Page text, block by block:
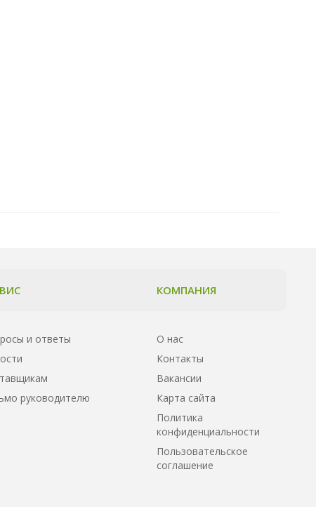
и ответы
руководителю
КОМПАНИЯ
О нас
Контакты
Вакансии
Карта сайта
Политика
конфиденциальности
Пользовательское
соглашение